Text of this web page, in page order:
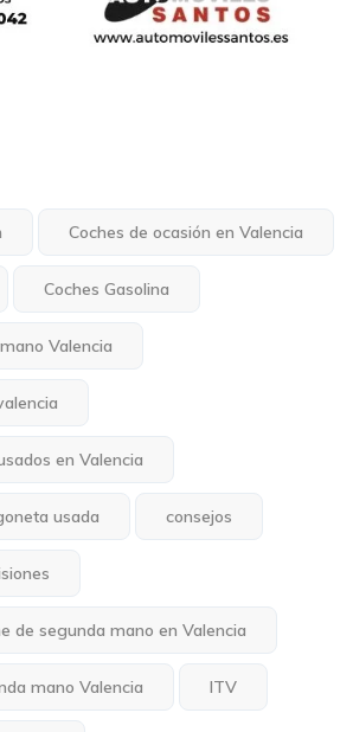
Coches de ocasión en Valencia
Coches Gasolina
Valencia
en Valencia
usada consejos
de segunda mano en Valencia
mano Valencia ITV